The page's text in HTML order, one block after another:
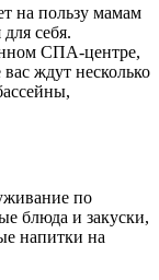
на пользу мамам
себя.
СПА-центре,
ждут несколько
по
блюда и закуски,
напитки на